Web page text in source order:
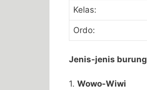
Kelas:
Ordo:
Jenis-jenis
1. Wowo-Wiwi